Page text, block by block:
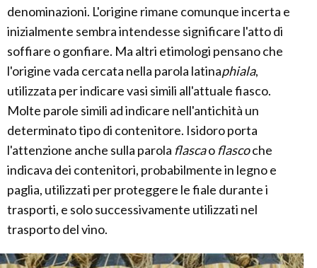
denominazioni. L'origine rimane comunque incerta e
inizialmente sembra intendesse significare l'atto di
soffiare o gonfiare. Ma altri etimologi pensano che
l'origine vada cercata nella parola latinaphiala,
utilizzata per indicare vasi simili all'attuale fiasco.
Molte parole simili ad indicare nell'antichità un
determinato tipo di contenitore. Isidoro porta
l'attenzione anche sulla parola flascao flascoche
indicava dei contenitori, probabilmente in legno e
paglia, utilizzati per proteggere le fiale durante i
trasporti, e solo successivamente utilizzati nel
trasporto del vino.